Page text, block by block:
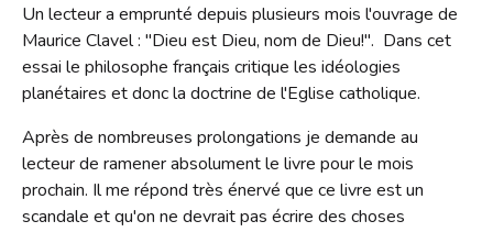
Un lecteur a emprunté depuis plusieurs mois l'ouvrage de
Maurice Clavel : "Dieu est Dieu, nom de Dieu!". Dans cet
essai le philosophe français critique les idéologies
planétaires et donc la doctrine de l'Eglise catholique.
Après de nombreuses prolongations je demande au
lecteur de ramener absolument le livre pour le mois
prochain. Il me répond très énervé que ce livre est un
scandale et qu'on ne devrait pas écrire des choses